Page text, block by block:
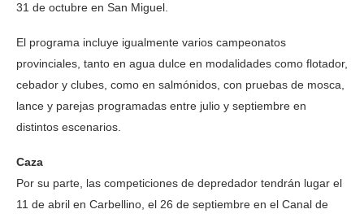
31 de octubre en San Miguel.
El programa incluye igualmente varios campeonatos
provinciales, tanto en agua dulce en modalidades como flotador,
cebador y clubes, como en salmónidos, con pruebas de mosca,
lance y parejas programadas entre julio y septiembre en
distintos escenarios.
Caza
Por su parte, las competiciones de depredador tendrán lugar el
11 de abril en Carbellino, el 26 de septiembre en el Canal de